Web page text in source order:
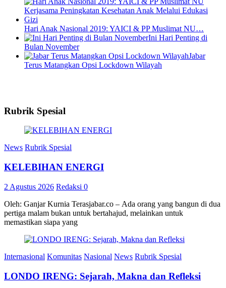
Hari Anak Nasional 2019: YAICI & PP Muslimat NU…
Ini Hari Penting di
Bulan November
Jabar
Terus Matangkan Opsi Lockdown Wilayah
Rubrik Spesial
News Rubrik Spesial
KELEBIHAN ENERGI
2 Agustus 2026 Redaksi 0
Oleh: Ganjar Kurnia Terasjabar.co – Ada orang yang bangun di dua
pertiga malam bukan untuk bertahajud, melainkan untuk
memastikan siapa yang
Internasional Komunitas Nasional News Rubrik Spesial
LONDO IRENG: Sejarah, Makna dan Refleksi